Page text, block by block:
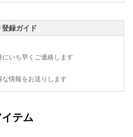
録ガイド
いち早くご連絡します
情報をお送りします
テム